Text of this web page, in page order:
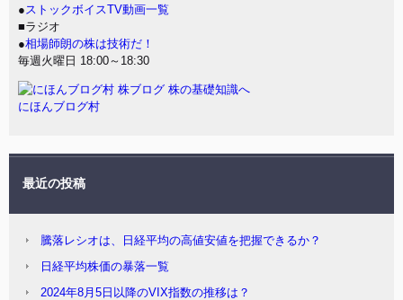
●ストックボイスTV動画一覧
■ラジオ
●相場師朗の株は技術だ！
毎週火曜日 18:00～18:30
にほんブログ村
最近の投稿
騰落レシオは、日経平均の高値安値を把握できるか？
日経平均株価の暴落一覧
2024年8月5日以降のVIX指数の推移は？